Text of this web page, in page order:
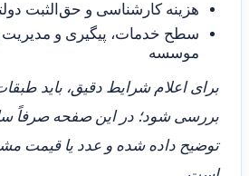
هزینه کارشناسی و حق‌الثبت
سطح خدمات، پیگیری و
موسسه
برای اعلام شرایط دقیق، باید
بررسی شود؛ در این صفحه صرفاً
توضیح داده شده و عدد یا قیمت